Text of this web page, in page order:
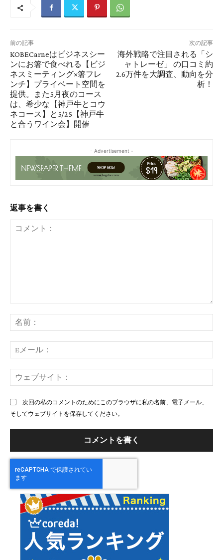
前の記事
KOBECarneはビジネスシー
ンにお箸で食べれる【ビジ
ネスミーティング×箸フレ
ンチ】プライベート空間を
提供。また5月夜のコース
は、希少な【神戸牛とコウ
ネコース】と5/25【神戸牛
と合うワイン会】開催
次の記事
海外戦略で注目される「シ
ャトレーゼ」 の口コミ約
2.6万件を大調査、動向を分
析！
- Advertisement -
返事を書く
ン
ト：
前
メ
ー
ェ
次回の私のコメントのためにこのブラウザに私の名前、電子メール、
そしてウェブサイトを保存してください。